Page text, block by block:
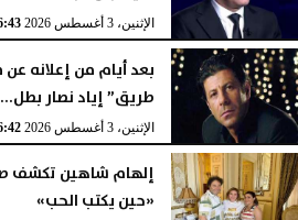
الإثنين، 3 أغسطس 2026
بعد أيام من إعلانه
طريق” إياد نصار بطل...
الإثنين، 3 أغسطس 2026
إلهام شاهين تكشف
«حين يكتب الحب»